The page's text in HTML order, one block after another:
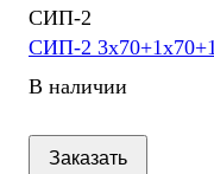
СИП-2
СИП-2
В наличии
Заказать